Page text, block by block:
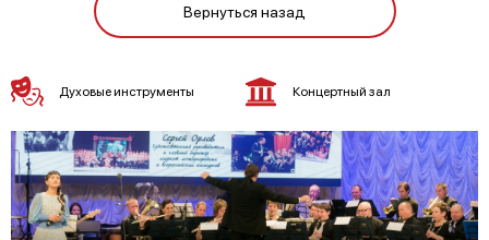
Вернуться назад
Духовые инструменты Концертный зал